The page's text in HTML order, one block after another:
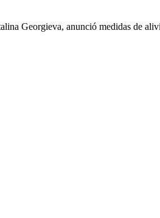
Georgieva, anunció medidas de